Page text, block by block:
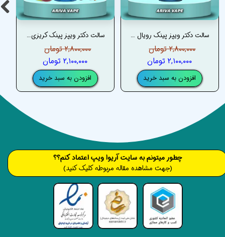
سالت دکتر ویپز پینک کریزی فروزن – DRVAPES PINK CRAZY FROZEN SALT
۲,۸۰۰,۰۰۰ تومان
۲,۱۰۰,۰۰۰ تومان
افزودن به سبد خرید
سالت دکتر ویپز پینک رویال فروزن – DRVAPES PINK ROYALE FROZEN SALT
۲,۸۰۰,۰۰۰ تومان
۲,۱۰۰,۰۰۰ تومان
افزودن به سبد خرید
​​​چطور میتونم به سایت آریوا ویپ اعتماد کنم؟؟
(جهت مشاهده مقاله مربوطه کلیک کنید)